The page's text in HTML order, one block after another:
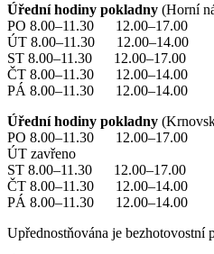
Úřední hodiny pokladny (Horní
PO 8.00–11.30 12.00–17.00
ÚT 8.00–11.30 12.00–14.00
ST 8.00–11.30 12.00–17.00
ČT 8.00–11.30 12.00–14.00
PÁ 8.00–11.30 12.00–14.00
Úřední hodiny pokladny
PO 8.00–11.30 12.00–17.00
ÚT zavřeno
ST 8.00–11.30 12.00–17.00
ČT 8.00–11.30 12.00–14.00
PÁ 8.00–11.30 12.00–14.00
Upřednostňována je bezhotovostní